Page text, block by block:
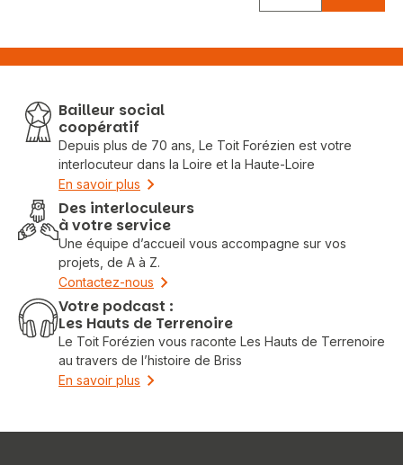
Bailleur social
coopératif
Depuis plus de 70 ans, Le Toit Forézien est votre
interlocuteur dans la Loire et la Haute-Loire
En savoir plus
Des interloculeurs
à votre service
Une équipe d’accueil vous accompagne sur vos
projets, de A à Z.
Contactez-nous
Votre podcast :
Les Hauts de Terrenoire
Le Toit Forézien vous raconte Les Hauts de Terrenoire
au travers de l’histoire de Briss
En savoir plus